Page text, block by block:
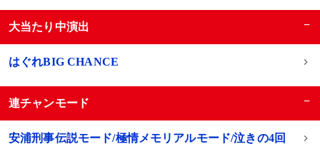
大当たり中演出 −
はぐれBIG CHANCE
連チャンモード −
安浦刑事伝説モード/極情メモリアルモード/泣きの4回